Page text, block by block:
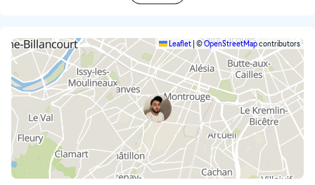
Leaflet ©OpenStreetMapcontributors